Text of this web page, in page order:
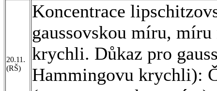
20.11.
(RŠ)
Koncentrace
gaussovskou míru,
krychli. Důkaz pro
Hammingovu krychli):